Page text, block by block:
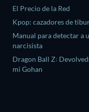
El Precio de la Red
Kpop: cazadores de
Manual para detectar a
narcisista
Dragon Ball Z꞉
mi Gohan